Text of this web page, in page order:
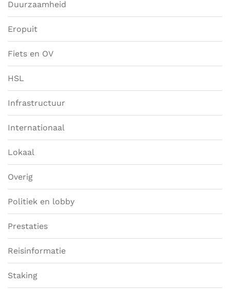
Duurzaamheid
Eropuit
Fiets en OV
HSL
Infrastructuur
Internationaal
Lokaal
Overig
Politiek en lobby
Prestaties
Reisinformatie
Staking